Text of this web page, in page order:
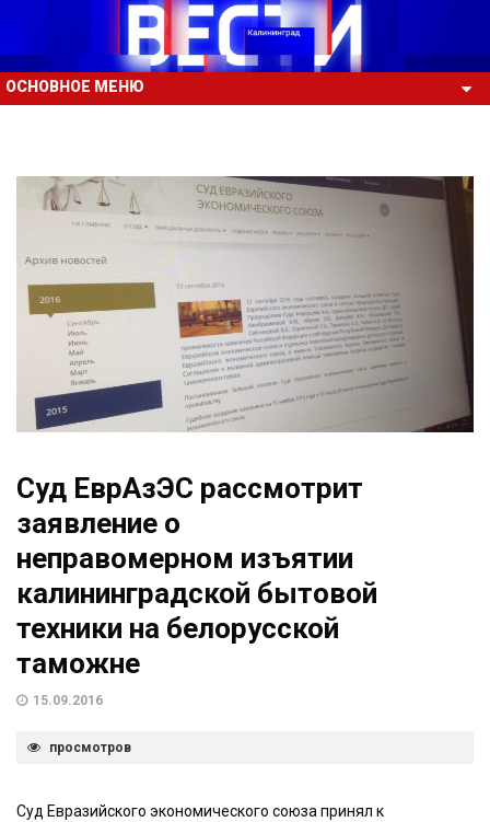
ОСНОВНОЕ МЕНЮ
Суд ЕврАзЭС рассмотрит
заявление о
неправомерном изъятии
калининградской бытовой
техники на белорусской
таможне
15.09.2016
просмотров
Суд Евразийского экономического союза принял к